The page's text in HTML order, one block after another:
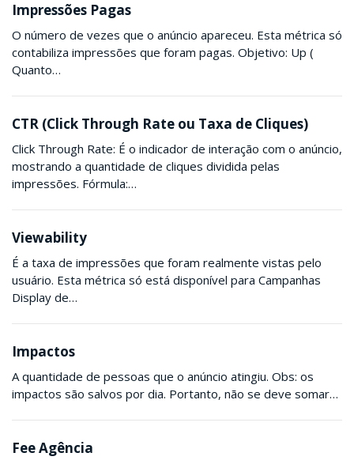
Impressões Pagas
O número de vezes que o anúncio apareceu. Esta métrica só
contabiliza impressões que foram pagas. Objetivo: Up (
Quanto…
CTR (Click Through Rate ou Taxa de Cliques)
Click Through Rate: É o indicador de interação com o anúncio,
mostrando a quantidade de cliques dividida pelas
impressões. Fórmula:…
Viewability
É a taxa de impressões que foram realmente vistas pelo
usuário. Esta métrica só está disponível para Campanhas
Display de…
Impactos
A quantidade de pessoas que o anúncio atingiu. Obs: os
impactos são salvos por dia. Portanto, não se deve somar…
Fee Agência